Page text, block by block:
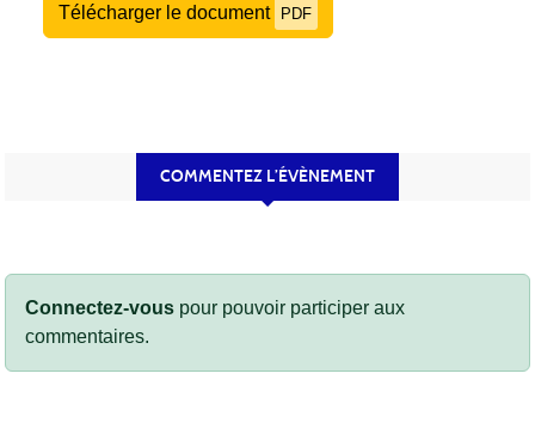
Télécharger le document PDF
COMMENTEZ L’ÉVÈNEMENT
Connectez-vous pour pouvoir participer aux
commentaires.